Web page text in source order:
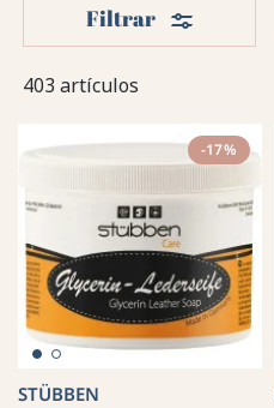
403 artículos
Filtrar Filtros
-17%
STÜBBEN